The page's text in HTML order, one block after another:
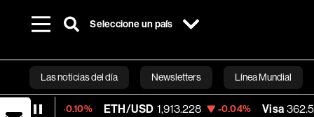
Seleccione un país
Las noticias del día Newsletters Línea Mundial
Bloomberg
ETH/USD 1,913.228 -0.04% Visa 362.50 -